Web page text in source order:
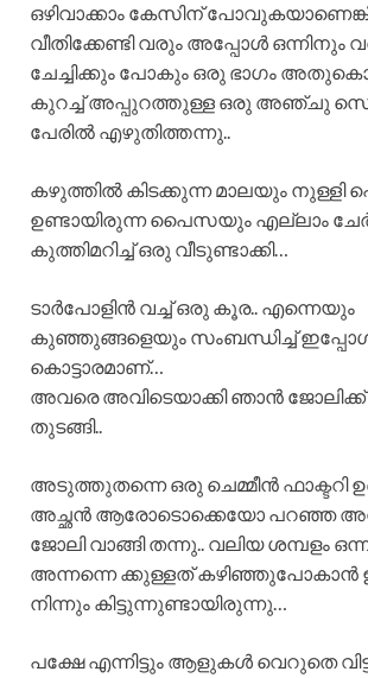
ഒഴിവാക്കാം കേസിന്
വീതിക്കേണ്ടി വരും അപ്പോൾ ഒന്നിനും
ചേച്ചിക്കും പോകും ഒരു ഭാഗം
കുറച്ച് അപ്പുറത്തുള്ള ഒരു അഞ്ചു
പേരിൽ എഴുതിത്തന്നു..
കഴുത്തിൽ കിടക്കുന്ന മാലയും നുള്ളി
ഉണ്ടായിരുന്ന പൈസയും എല്ലാം
കുത്തിമറിച്ച് ഒരു വീടുണ്ടാക്കി…
ടാർപോളിൻ വച്ച് ഒരു കൂര.. എന്നെയും
കുഞ്ഞുങ്ങളെയും സംബന്ധിച്ച്
കൊട്ടാരമാണ്…
അവരെ അവിടെയാക്കി ഞാൻ
തുടങ്ങി..
അടുത്തുതന്നെ ഒരു ചെമ്മീൻ ഫാക്ടറി
അച്ഛൻ ആരോടൊക്കെയോ പറഞ്ഞ
ജോലി വാങ്ങി തന്നു.. വലിയ ശമ്പളം
അന്നന്നെ ക്കുള്ളത് കഴിഞ്ഞുപോകാൻ
നിന്നും കിട്ടുന്നുണ്ടായിരുന്നു…
പക്ഷേ എന്നിട്ടും ആളുകൾ വെറുതെ